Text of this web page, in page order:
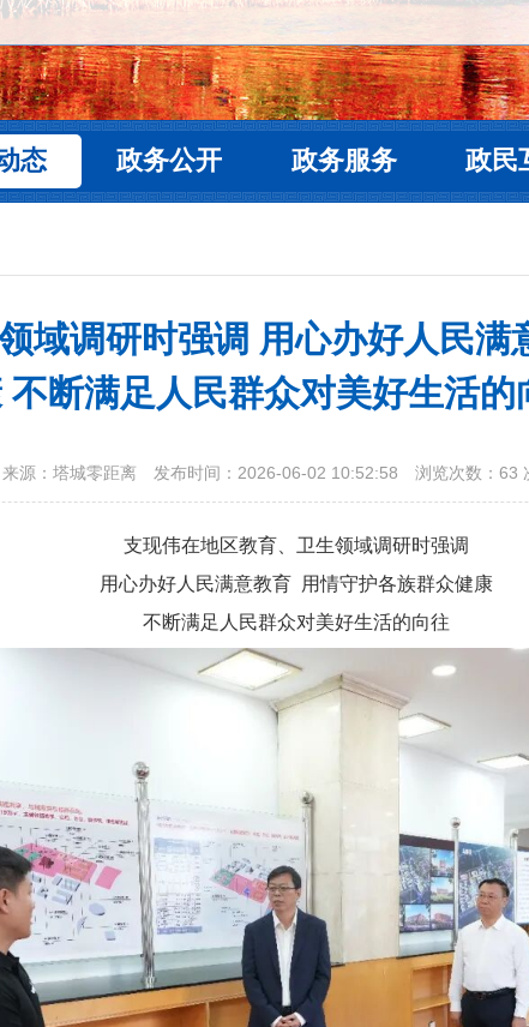
态 政务公开 政务服务 政民
域调研时强调 用心办好人民满
不断满足人民群众对美好生活的
来源：塔城零距离 发布时间：2026-06-02 10:52:58 浏览次数： 63
支现伟在地区教育、卫生领域调研时强调
用心办好人民满意教育 用情守护各族群众健康
不断满足人民群众对美好生活的向往